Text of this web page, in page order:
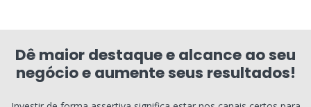
Dê maior destaque e alcance ao seu
negócio e aumente seus resultados!